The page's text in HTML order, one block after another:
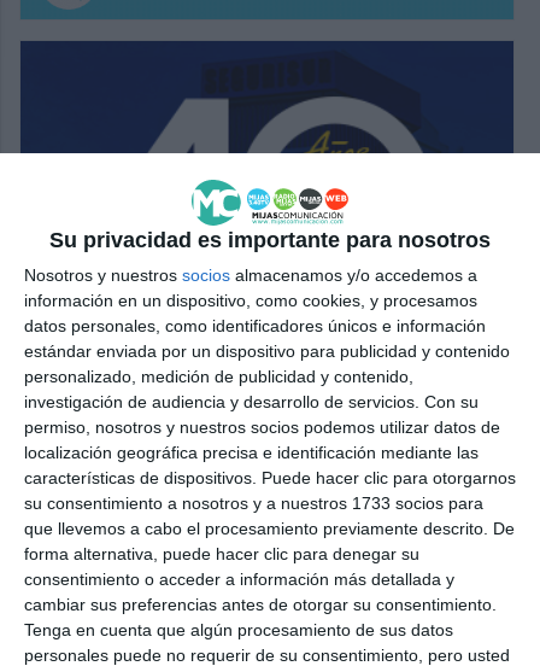
Su privacidad es importante para nosotros
Nosotros y nuestros socios almacenamos y/o accedemos a
información en un dispositivo, como cookies, y procesamos
datos personales, como identificadores únicos e información
estándar enviada por un dispositivo para publicidad y contenido
personalizado, medición de publicidad y contenido,
investigación de audiencia y desarrollo de servicios. Con su
permiso, nosotros y nuestros socios podemos utilizar datos de
localización geográfica precisa e identificación mediante las
características de dispositivos. Puede hacer clic para otorgarnos
su consentimiento a nosotros y a nuestros 1733 socios para
que llevemos a cabo el procesamiento previamente descrito. De
forma alternativa, puede hacer clic para denegar su
consentimiento o acceder a información más detallada y
cambiar sus preferencias antes de otorgar su consentimiento.
Tenga en cuenta que algún procesamiento de sus datos
personales puede no requerir de su consentimiento, pero usted